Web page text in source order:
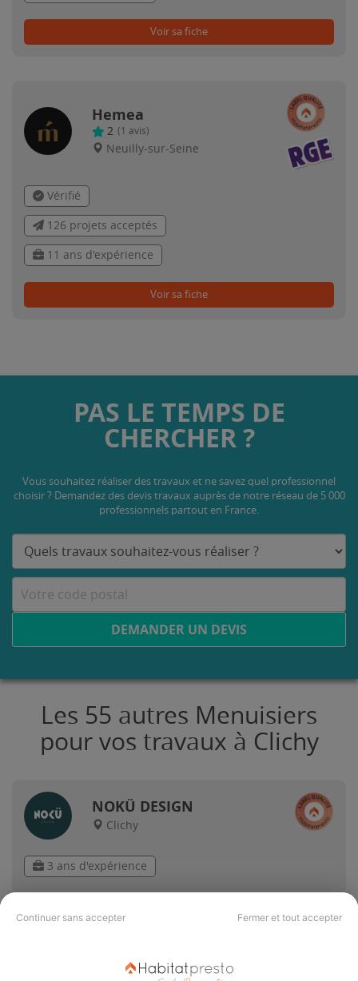
Continuer sans accepter Fermer et tout accepter
Voir sa fiche
Hemea
2 (1 avis)
Neuilly-sur-Seine
Vérifié
126 projets acceptés
11 ans d'expérience
Voir sa fiche
PAS LE TEMPS DE
CHERCHER ?
Vous souhaitez réaliser des travaux et ne savez quel professionnel
choisir ? Demandez des devis travaux auprès de notre réseau de 5 000
professionnels partout en France.
DEMANDER UN DEVIS
Les 55 autres Menuisiers
pour vos travaux à Clichy
NOKÜ DESIGN
Clichy
3 ans d'expérience